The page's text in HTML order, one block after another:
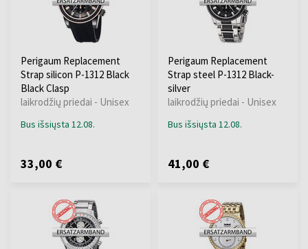
Perigaum Replacement
Strap silicon P-1312 Black
Black Clasp
laikrodžių priedai - Unisex
Bus išsiųsta 12.08.
33,00 €
Perigaum Replacement
Strap steel P-1312 Black-
silver
laikrodžių priedai - Unisex
Bus išsiųsta 12.08.
41,00 €